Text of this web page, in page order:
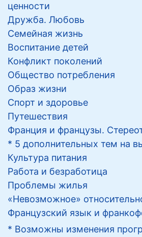
ценности
Дружба. Любовь
Семейная жизнь
Воспитание детей
Конфликт поколений
Общество потребления
Образ жизни
Спорт и здоровье
Путешествия
Франция и французы.
* 5 дополнительных тем на
Культура питания
Работа и безработица
Проблемы жилья
«Невозможное»
Французский язык и
* Возможны изменения